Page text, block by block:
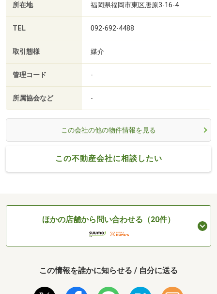
所在地 福岡県福岡市東区唐原3-16-4
TEL 092-692-4488
取引態様 媒介
管理コード -
所属協会など -
この会社の他の物件情報を見る
この不動産会社に相談したい
ほかの店舗から問い合わせる（20件）
この情報を誰かに知らせる / 自分に送る